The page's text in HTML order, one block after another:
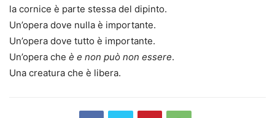
la cornice è parte stessa del dipinto.
Un’opera dove nulla è importante.
Un’opera dove tutto è importante.
Un’opera che è e non può non essere.
Una creatura che è libera.